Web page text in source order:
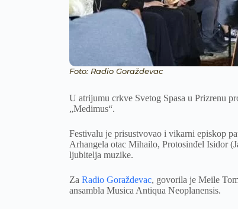
Foto: Radio Goraždevac
U atrijumu crkve Svetog Spasa u Prizrenu
„Medimus“.
Festivalu je prisustvovao i vikarni episkop
Arhangela otac Mihailo, Protosinđel Isidor
ljubitelja muzike.
Za Radio Goraždevac, govorila je Meile
ansambla Musica Antiqua Neoplanensis.